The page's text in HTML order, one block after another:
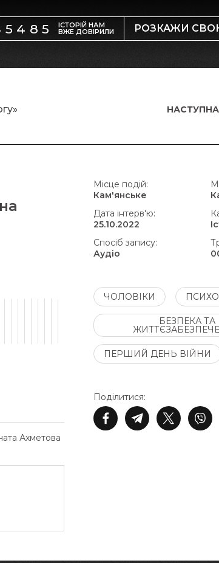
ІСТОРІЙ НАМ
ВЖЕ ДОВІРИЛИ РОЗКАЖИ
Ахметова
Поділитися:
Місце подій:
Кам'янське
Дата інтерв'ю:
25.10.2022
Спосіб запису:
Аудіо
ЧОЛОВІКИ
БЕЗПЕКА ТА
ПЕРШИЙ ДЕНЬ ВІЙНИ
НАСТУПНА